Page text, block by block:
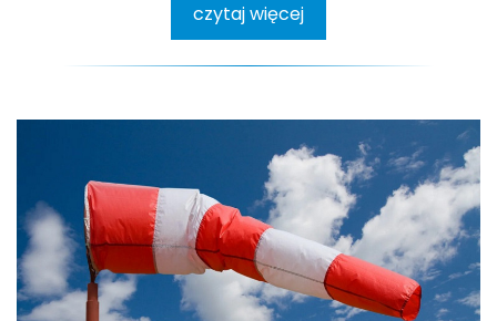
czytaj więcej